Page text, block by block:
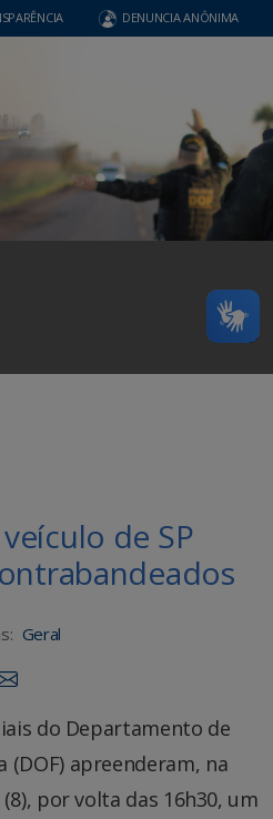
DENUNCIA ANÔNIMA
de SP
Geral
do Departamento de
(DOF) apreenderam, na
por volta das 16h30, um